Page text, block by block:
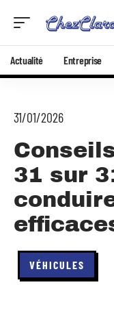
Actualité Entreprise
31/01/2026
31 sur
VÉHICULES